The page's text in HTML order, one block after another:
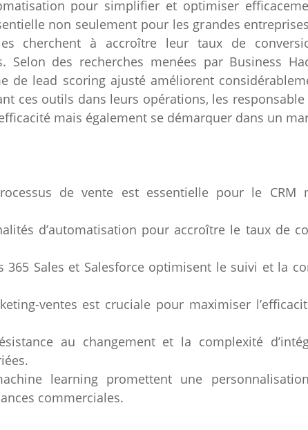
pour simplifier et optimiser
non seulement pour les grandes
cherchent à accroître leur taux de
Selon des recherches menées par Business
de lead scoring ajusté améliorent
ces outils dans leurs opérations, les responsable
mais également se démarquer dans un
de vente est essentielle pour le
d’automatisation pour accroître le taux de
365 Sales et Salesforce optimisent le suivi et la
ventes est cruciale pour maximiser
au changement et la complexité
learning promettent une
commerciales.